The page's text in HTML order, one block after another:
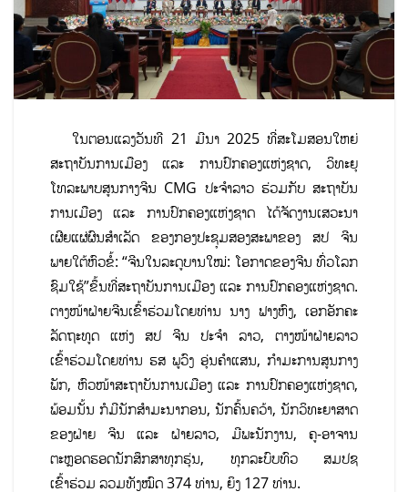
ໃນຕອນແລງວັນທີ 21 ມີນາ 2025 ທີ່ສະໂມສອນໃຫຍ່
ສະຖາບັນການເມືອງ ແລະ ການປົກຄອງແຫ່ງຊາດ, ວິທະຍຸ
ໂທລະພາບສູນກາງຈີນ CMG ປະຈໍາລາວ ຮ່ວມກັບ ສະຖາບັນ
ການເມືອງ ແລະ ການປົກຄອງແຫ່ງຊາດ ໄດ້ຈັດງານເສວະນາ
ເຜີຍແຜ່ຜົນສຳເລັດ ຂອງກອງປະຊຸມສອງສະພາຂອງ ສປ ຈີນ
ພາຍໃຕ້ຫົວຂໍ້: “ຈີນໃນລະດູບານໃໝ່: ໂອກາດຂອງຈີນ ທົ່ວໂລກ
ຊົມໃຊ້”ຂຶ້ນທີ່ສະຖາບັນການເມືອງ ແລະ ການປົກຄອງແຫ່ງຊາດ.
ຕາງໜ້າຝ່າຍຈີນເຂົ້າຮ່ວມໂດຍທ່ານ ນາງ ຟາງຫົງ, ເອກອັກຄະ
ລັດຖະທູດ ແຫ່ງ ສປ ຈີນ ປະຈຳ ລາວ, ຕາງໜ້າຝ່າຍລາວ
ເຂົ້າຮ່ວມໂດຍທ່ານ ຮສ ພູວົງ ອຸ່ນຄໍາແສນ, ກຳມະການສູນກາງ
ພັກ, ຫົວໜ້າສະຖາບັນການເມືອງ ແລະ ການປົກຄອງແຫ່ງຊາດ,
ພ້ອມນັ້ນ ກໍມີນັກສຳມະນາກອນ, ນັກຄົ້ນຄວ້າ, ນັກວິທະຍາສາດ
ຂອງຝ່າຍ ຈີນ ແລະ ຝ່າຍລາວ, ມີພະນັກງານ, ຄູ-ອາຈານ
ຕະຫຼອດຮອດນັກສຶກສາທຸກຮຸ່ນ, ທຸກລະບົບທົວ ສມປຊ
ເຂົ້າຮ່ວມ ລວມທັງໝົດ 374 ທ່ານ, ຍິງ 127 ທ່ານ.